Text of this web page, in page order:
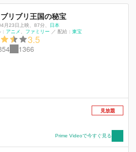
リブリ王国の秘宝
月23日上映 87分
日本
アニメ ファミリー ／ 配給： 東宝
3.5
1366
見放題
Prime Videoで今すぐ見る